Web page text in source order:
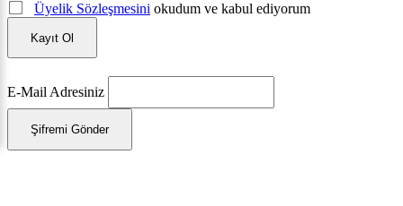
Üyelik Sözleşmesini okudum ve kabul ediyorum
Kayıt Ol
E-Mail Adresiniz
Şifremi Gönder